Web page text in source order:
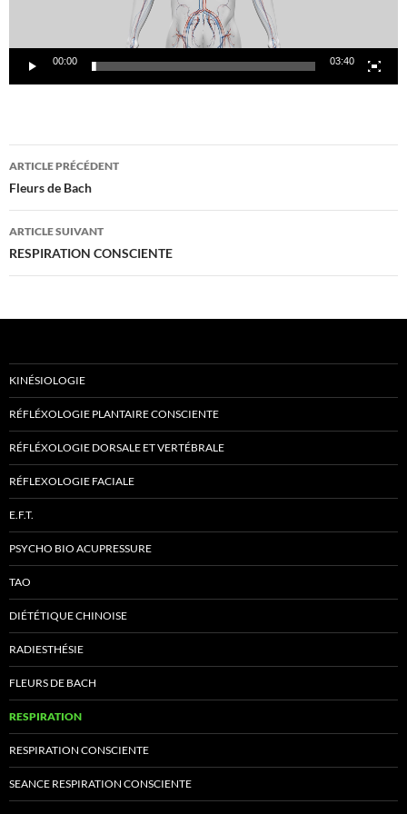
00:00 03:40
Navigation
des
articles
ARTICLE PRÉCÉDENT
Fleurs de Bach
ARTICLE SUIVANT
RESPIRATION CONSCIENTE
KINÉSIOLOGIE
RÉFLÉXOLOGIE PLANTAIRE CONSCIENTE
RÉFLÉXOLOGIE DORSALE ET VERTÉBRALE
RÉFLEXOLOGIE FACIALE
E.F.T.
PSYCHO BIO ACUPRESSURE
TAO
DIÉTÉTIQUE CHINOISE
RADIESTHÉSIE
FLEURS DE BACH
RESPIRATION
RESPIRATION CONSCIENTE
SEANCE RESPIRATION CONSCIENTE